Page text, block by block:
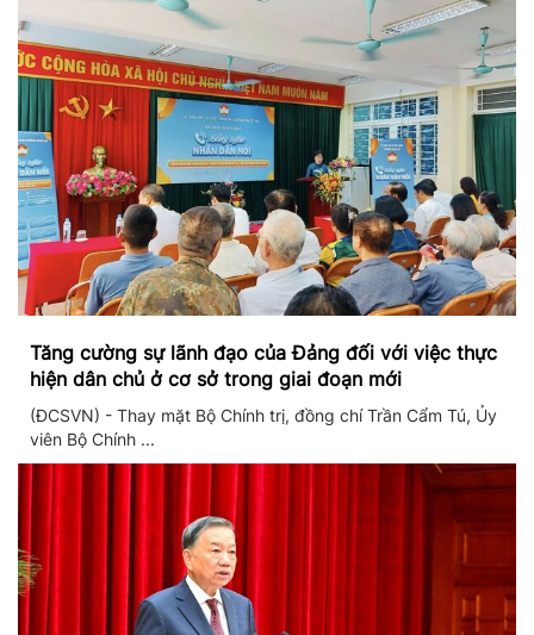
Tăng cường sự lãnh đạo của Đảng đối với việc thực
hiện dân chủ ở cơ sở trong giai đoạn mới
(ĐCSVN) - Thay mặt Bộ Chính trị, đồng chí Trần Cẩm Tú, Ủy
viên Bộ Chính ...